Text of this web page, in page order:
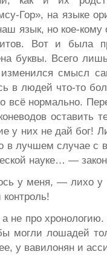
Гор», на языке
язык, но кое-кому
Вот и была
буквы. Всего
изменился смысл
в людей что-то
всё нормально.
оставить
у них не дай бог!
лучшем случае с
науке… —
у меня, — лихо у
не про
лошадей
у вавилонян и